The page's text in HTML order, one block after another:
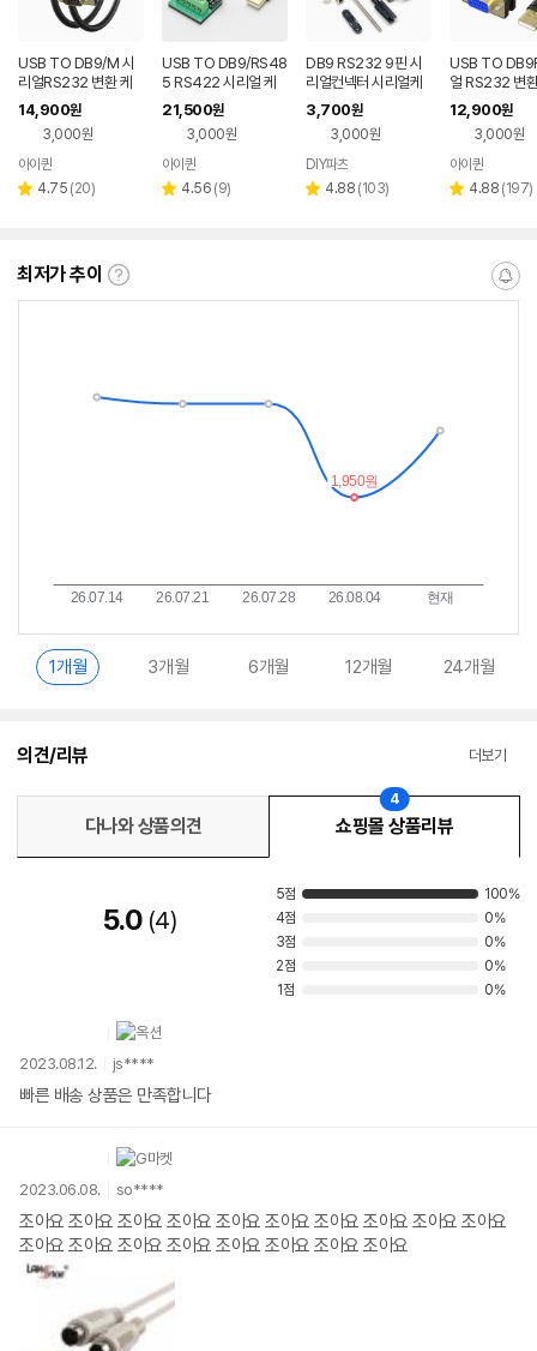
USB TO DB9/M 시
리얼RS232 변환 케
이블3m FTDI 칩셋사
용
14,900원
3,000원
아이퀸
별 4.75 리
(20)
USB TO DB9/RS48
5 RS422 시리얼 케
이블3m FTDI 칩셋 스
위치 필요없음
21,500원
3,000원
아이퀸
별 4.56 리
(9)
DB9 RS232 9핀 시
리얼컨넥터 시리얼케
이블 9핀컨넥터 16m
m 20mm
3,700원
3,000원
페이
DIY파츠
별 4.88 리
(103)
USB TO
얼 RS232 변
케이블 FTDI
12,900원
3,000원
아이퀸
별 4.88 리
(197)
최저가 추이
최
알
1개월 3개월 6개월 12개월 24개월
의견/리뷰 더보기
다나와 상품의견 쇼핑몰 상품리뷰
4
5.0 4
5점
100%
4점
0%
3점
0%
2점
0%
1점
0%
2023.08.12. js****
빠른 배송 상품은 만족합니다
2023.06.08. so****
조아요 조아요 조아요 조아요 조아요 조아요 조아요 조아요 조아요 조아요
조아요 조아요 조아요 조아요 조아요 조아요 조아요 조아요